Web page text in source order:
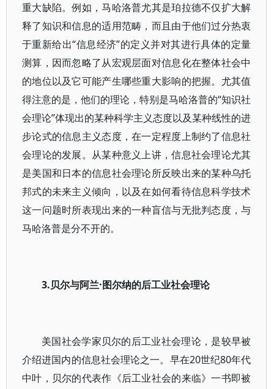
重大缺陷。例如，马哈洛普尤其是珀拉德不仅扩大解
释了知识和信息的适用范畴，而且由于他们过分热衷
于重新给出“信息经济”的定义并对其进行具体的定量
测算，因而忽略了从宏观层面对信息化在整体社会中
的地位以及它可能产生哪些重大影响的把握。尤其值
得注意的是，他们的理论，特别是马哈洛普的“知识社
会理论”体现出的某种科学主义态度以及某种线性的进
步论式的信息主义态度，在一定程度上制约了信息社
会理论的发展。从某种意义上讲，信息社会理论尤其
是美国和日本的信息社会理论所反映出来的某种乌托
邦式的未来主义倾向，以及在如何看待信息科学技术
这一问题时所表现出来的一种盲信与无批判态度，与
马哈洛普是分不开的。
3.贝尔与阿兰·图尔纳的后工业社会理论
美国社会学家贝尔的后工业社会理论，是较早被
介绍进国内的信息社会理论之一。早在20世纪80年代
中叶，贝尔的代表作《后工业社会的来临》一书即被